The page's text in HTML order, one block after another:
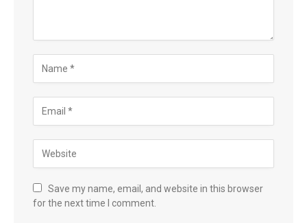
Save my name, email, and website in this browser
for the next time I comment.